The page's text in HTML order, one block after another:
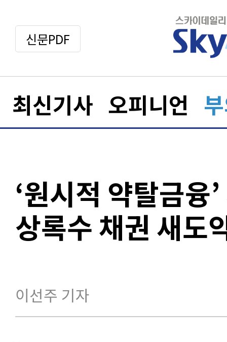
신문PDF
최신기사 오피니언
‘원시적 약탈금
상록수 채권 새도
이선주 기자